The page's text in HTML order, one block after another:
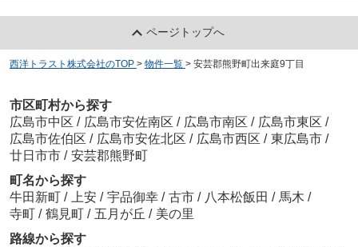
ページトップへ
西洋トラスト株式会社のTOP > 物件一覧 > 安芸郡熊野町出来庭9丁目
市区町村から探す
広島市中区 / 広島市安佐南区 / 広島市南区 / 広島市東区 /
広島市佐伯区 / 広島市安佐北区 / 広島市西区 / 東広島市 /
廿日市市 / 安芸郡熊野町
町名から探す
牛田新町 / 上安 / 宇品御幸 / 古市 / 八本松飯田 / 馬木 /
寺町 / 鶴見町 / 五月が丘 / 美の里
路線から探す